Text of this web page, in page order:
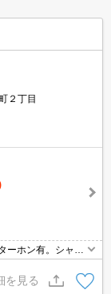
２丁目
ーホン有。シャッ
宅配ボックスあ
き機能付きバス。
を見る